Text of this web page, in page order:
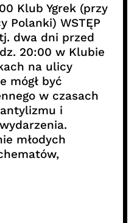
Klub Ygrek (przy
Polanki) WSTĘP
dwa dni przed
20:00 w Klubie
na ulicy
mógł być
w czasach
i
młodych